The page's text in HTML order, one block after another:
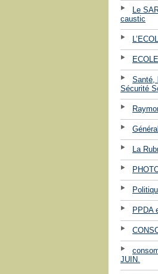
Le
caustic
Santé,
Sécurité
La
PPDA
JUIN.